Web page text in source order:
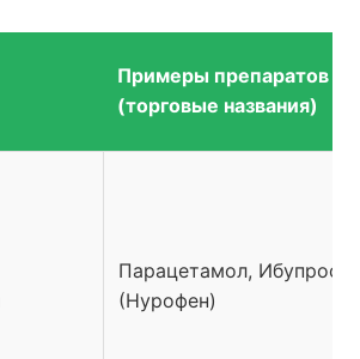
Примеры препаратов
(торговые названия)
Парацетамол,
(Нурофен)